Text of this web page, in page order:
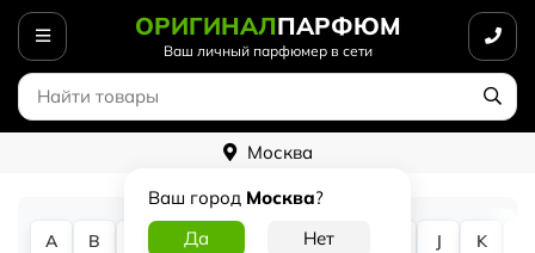
ОРИГИНАЛПАРФЮМ
Ваш личный парфюмер в сети
Москва
Ваш город Москва?
A B D G J K